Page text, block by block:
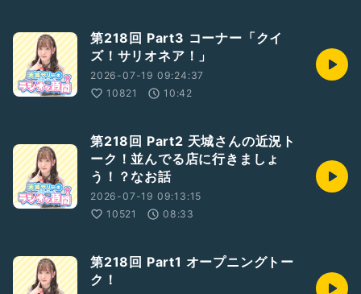
第218回 Part3 コーナー「クイ
ズ！サリオネア！」
2026-07-19 09:24:37
10821
10:42
第218回 Part2 天城さんの近況ト
ーク！並んでる店に行きましょ
う！？なお話
2026-07-19 09:13:15
10521
08:33
第218回 Part1 オープニングトー
ク！